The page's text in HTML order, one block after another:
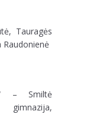
Tauragės
Raudonienė
Smiltė
gimnazija,